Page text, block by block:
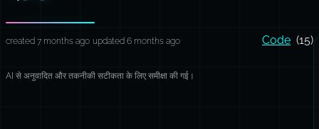
created 7 months ago updated 6 months ago Code (15)
AI से अनुवादित और तकनीकी सटीकता के लिए समीक्षा की गई।